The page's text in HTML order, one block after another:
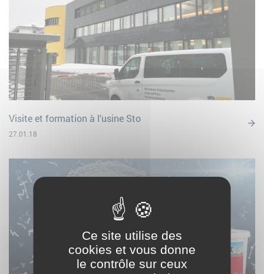
Visite et formation à l'usine Sto
27.01.18
Ce site utilise des
cookies et vous donne
le contrôle sur ceux